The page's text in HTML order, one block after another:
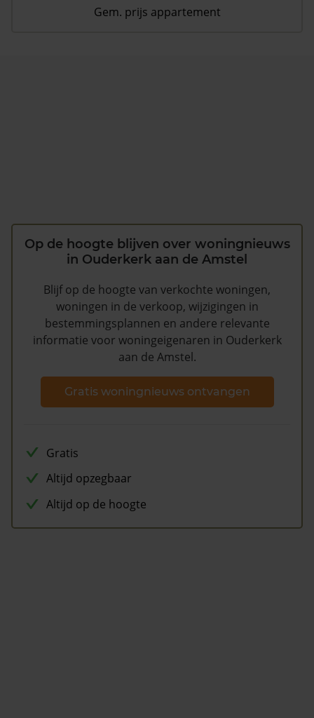
Gem. prijs appartement
Op de hoogte blijven over woningnieuws
in Ouderkerk aan de Amstel
Blijf op de hoogte van verkochte woningen,
woningen in de verkoop, wijzigingen in
bestemmingsplannen en andere relevante
informatie voor woningeigenaren in Ouderkerk
aan de Amstel.
Gratis woningnieuws ontvangen
Gratis
Altijd opzegbaar
Altijd op de hoogte